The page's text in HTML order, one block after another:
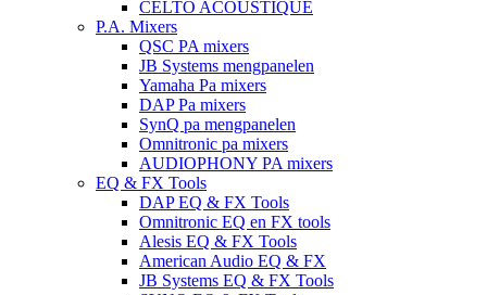
CELTO ACOUSTIQUE
P.A. Mixers
QSC PA mixers
JB Systems mengpanelen
Yamaha Pa mixers
DAP Pa mixers
SynQ pa mengpanelen
Omnitronic pa mixers
AUDIOPHONY PA mixers
EQ & FX Tools
DAP EQ & FX Tools
Omnitronic EQ en FX tools
Alesis EQ & FX Tools
American Audio EQ & FX
JB Systems EQ & FX Tools